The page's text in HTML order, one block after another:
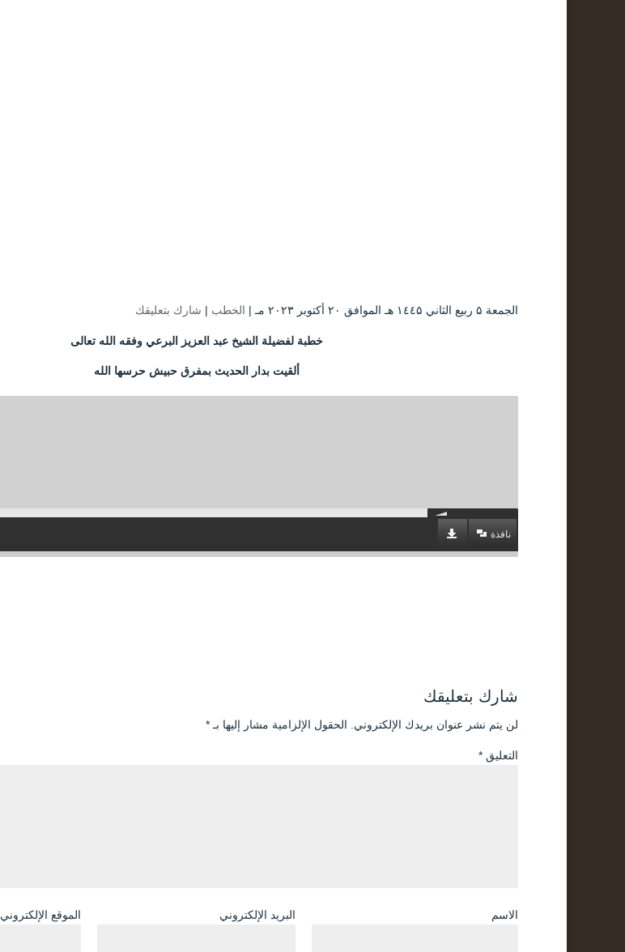
الجمعة ۵ ربيع الثاني ۱٤٤۵ هـ الموافق ۲۰ أكتوبر ۲۰۲۳ مـ | الخطب | شارك بتعليقك
خطبة لفضيلة الشيخ عبد العزيز البرعي وفقه الله تعالى
ألقيت بدار الحديث بمفرق حبيش حرسها الله
نافذة
شارك بتعليقك
لن يتم نشر عنوان بريدك الإلكتروني. الحقول الإلزامية مشار إليها بـ *
التعليق *
الاسم البريد الإلكتروني الموقع الإلكتروني